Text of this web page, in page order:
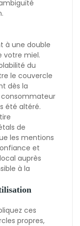
à une double
votre miel.
du
le couvercle
dès la
été altéré.
de
les mentions
et
auprès
à la
ces
propres,